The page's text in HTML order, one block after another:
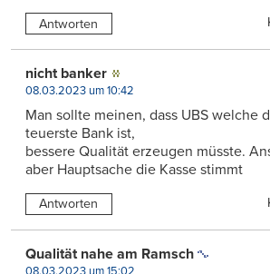
Antworten
nicht banker
08.03.2023 um 10:42
Man sollte meinen, dass UBS welche
teuerste Bank ist,
bessere Qualität erzeugen müsste.
aber Hauptsache die Kasse stimmt
Antworten
Qualität nahe am Ramsch